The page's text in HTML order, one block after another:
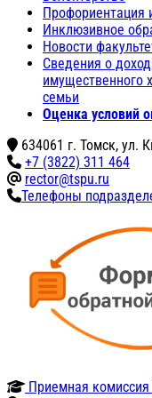
Профориентация
Инклюзивное
Новости
Сведения о
имущественного
семьи
Оценка условий
634061 г. Томск, ул.
+7 (3822) 311 464
rector@tspu.ru
Телефоны
Приемная